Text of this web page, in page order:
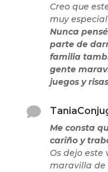
Creo que
muy
Nunca
parte de
familia
gente
juegos y

Me consta
cariño y
Os dejo este
maravilla de